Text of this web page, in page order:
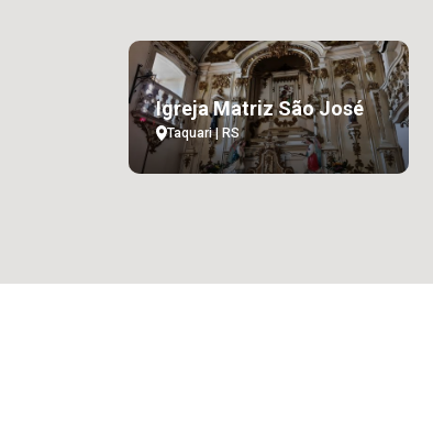
Igreja Matriz São José
Taquari | RS